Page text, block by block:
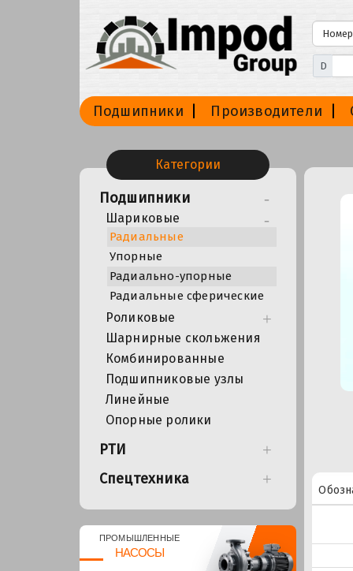
D
Подшипники Производители
Категории
Подшипники
Шариковые
Радиальные
Упорные
Радиально-упорные
Радиальные сферические
Роликовые
Шарнирные скольжения
Комбинированные
Подшипниковые узлы
Линейные
Опорные ролики
РТИ
Спецтехника
ПРОМЫШЛЕННЫЕ
НАСОСЫ